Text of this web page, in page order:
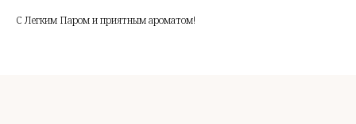
С Легким Паром и приятным ароматом!